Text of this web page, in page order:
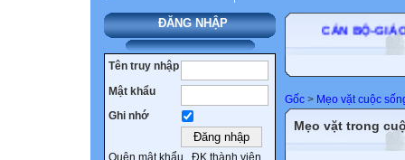
ĐĂNG NHẬP
Tên truy nhập
Mật khẩu
Ghi nhớ
Quên mật khẩu ĐK thành viên
CÁN
Gốc > Mẹo vặt cuộc
Mẹo vặt trong